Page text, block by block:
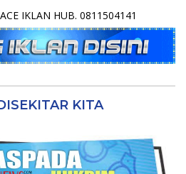
IKLAN HUB. 0811504141
KITA